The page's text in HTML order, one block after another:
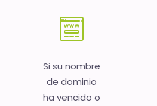
Si su nombre
de dominio
ha vencido o